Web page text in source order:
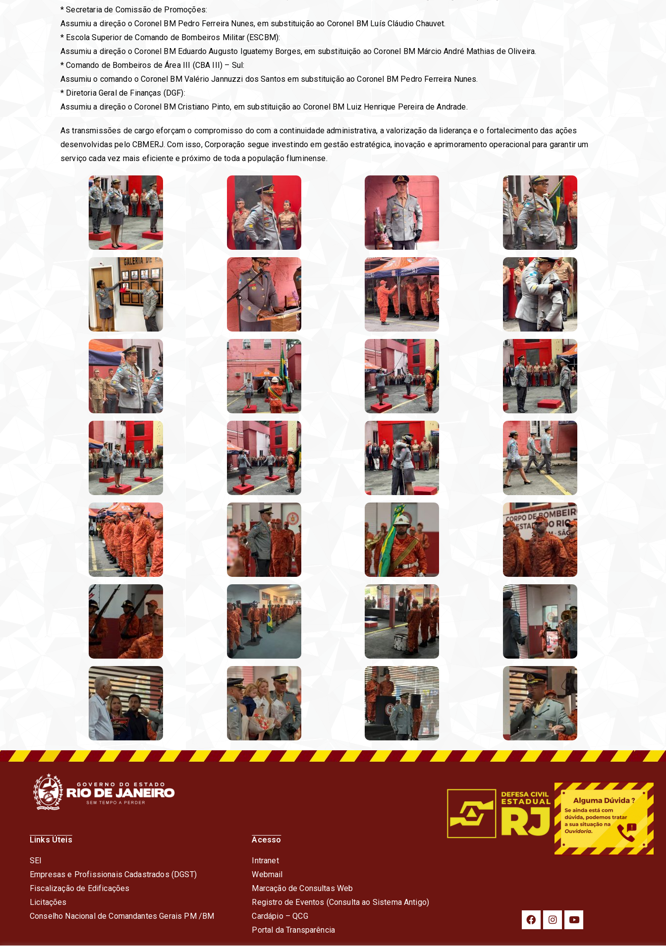
* Secretaria de Comissão de Promoções:
Assumiu a direção o Coronel BM Pedro Ferreira Nunes, em substituição ao Coronel BM Luís Cláudio Chauvet.
* Escola Superior de Comando de Bombeiros Militar (ESCBM):
Assumiu a direção o Coronel BM Eduardo Augusto Iguatemy Borges, em substituição ao Coronel BM Márcio André Mathias de Oliveira.
* Comando de Bombeiros de Área III (CBA III) – Sul:
Assumiu o comando o Coronel BM Valério Jannuzzi dos Santos em substituição ao Coronel BM Pedro Ferreira Nunes.
* Diretoria Geral de Finanças (DGF):
Assumiu a direção o Coronel BM Cristiano Pinto, em substituição ao Coronel BM Luiz Henrique Pereira de Andrade.
As transmissões de cargo eforçam o compromisso do com a continuidade administrativa, a valorização da liderança e o fortalecimento das ações
desenvolvidas pelo CBMERJ. Com isso, Corporação segue investindo em gestão estratégica, inovação e aprimoramento operacional para garantir um
serviço cada vez mais eficiente e próximo de toda a população fluminense.
Links Úteis
SEI
Empresas e Profissionais Cadastrados (DGST)
Fiscalização de Edificações
Licitações
Conselho Nacional de Comandantes Gerais PM /BM
Acesso
Intranet
Webmail
Marcação de Consultas Web
Registro de Eventos (Consulta ao Sistema Antigo)
Cardápio – QCG
Portal da Transparência